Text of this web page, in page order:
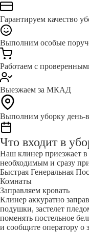
Гарантируем качество
Выполним особые
Работаем с
Выезжаем за МКАД
Выполним уборку день-
Что входит в
Наш клинер приезжает в
необходимым и сразу
Быстрая Генеральная
Комнаты
Заправляем кровать
Клинер аккуратно
подушки, застелет
поменять постельное
и сообщите оператору о